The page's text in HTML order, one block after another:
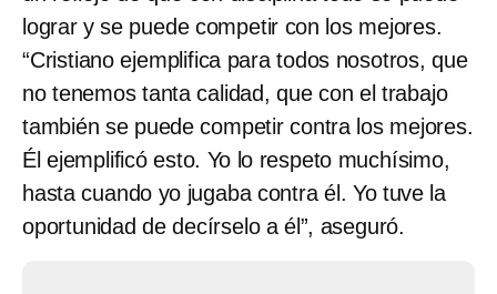
lograr y se puede competir con los mejores.
“Cristiano ejemplifica para todos nosotros, que
no tenemos tanta calidad, que con el trabajo
también se puede competir contra los mejores.
Él ejemplificó esto. Yo lo respeto muchísimo,
hasta cuando yo jugaba contra él. Yo tuve la
oportunidad de decírselo a él”, aseguró.